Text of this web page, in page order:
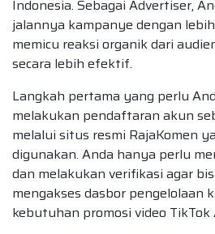
Indonesia. Sebagai Advertiser,
jalannya kampanye dengan
memicu reaksi organik dari
secara lebih efektif.
Langkah pertama yang perlu
melakukan pendaftaran akun
melalui situs resmi RajaKomen
digunakan. Anda hanya perlu
dan melakukan verifikasi agar
mengakses dasbor pengelolaan
kebutuhan promosi video